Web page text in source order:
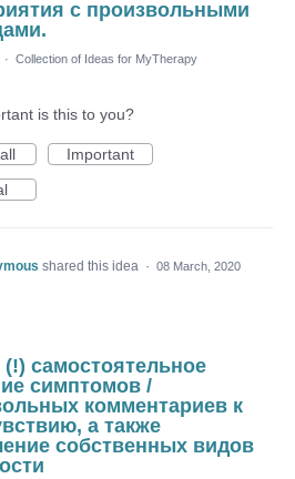
с произвольными
· Collection of Ideas for MyTherapy
is this to you?
Important
shared this idea · 08 March, 2020
самостоятельное
симптомов /
комментариев к
а также
собственных видов